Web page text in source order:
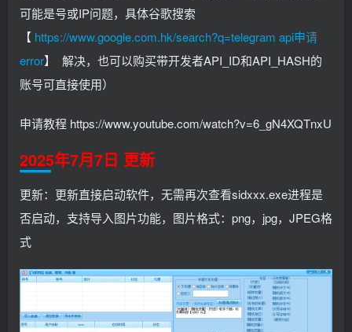
可能是号或IP问题，具体谷歌搜索
【 https://www.google.com.hk/search?q=telegram api申请
error】 解决，也可以购买带开发者API_ID和API_HASH的
账号可直接使用）
申请教程 https://www.youtube.com/watch?v=6_gN4XQTnxU
2025年7月7日 更新
更新：更新直接启动软件，无需再次查看sidxxx.exe进程是
否启动，支持导入图片功能，图片格式：png，jpg，JPEG格
式